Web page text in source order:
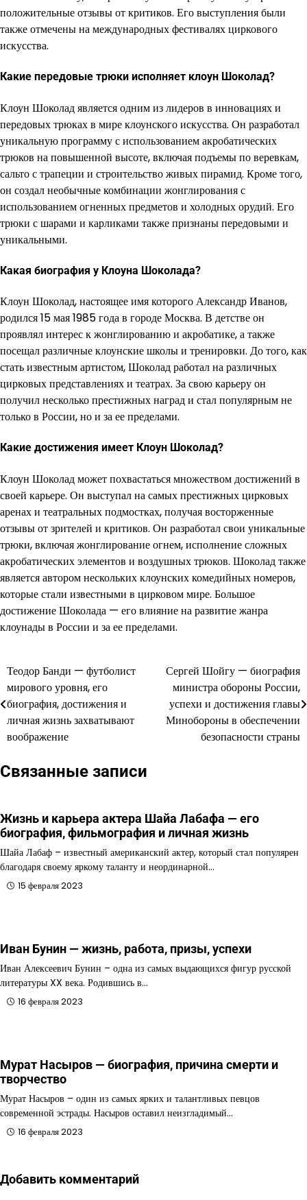
положительные отзывы от критиков. Его выступления были
также отмечены на международных фестивалях циркового
искусства.
Какие передовые трюки исполняет клоун Шоколад?
Клоун Шоколад является одним из лидеров в инновациях и
передовых трюках в мире клоунского искусства. Он разработал
уникальную программу с использованием акробатических
трюков на повышенной высоте, включая подъемы по веревкам,
сальто с трапеции и строительство живых пирамид. Кроме того,
он создал необычные комбинации жонглирования с
использованием огненных предметов и холодных орудий. Его
трюки с шарами и карликами также признаны передовыми и
уникальными.
Какая биография у Клоуна Шоколада?
Клоун Шоколад, настоящее имя которого Александр Иванов,
родился 15 мая 1985 года в городе Москва. В детстве он
проявлял интерес к жонглированию и акробатике, а также
посещал различные клоунские школы и тренировки. До того, как
стать известным артистом, Шоколад работал на различных
цирковых представлениях и театрах. За свою карьеру он
получил несколько престижных наград и стал популярным не
только в России, но и за ее пределами.
Какие достижения имеет Клоун Шоколад?
Клоун Шоколад может похвастаться множеством достижений в
своей карьере. Он выступал на самых престижных цирковых
аренах и театральных подмостках, получая восторженные
отзывы от зрителей и критиков. Он разработал свои уникальные
трюки, включая жонглирование огнем, исполнение сложных
акробатических элементов и воздушных трюков. Шоколад также
является автором нескольких клоунских комедийных номеров,
которые стали известными в цирковом мире. Большое
достижение Шоколада — его влияние на развитие жанра
клоунады в России и за ее пределами.
Навигация
по
записям
Теодор Банди — футболист
мирового уровня, его
биография, достижения и
личная жизнь захватывают
воображение
Сергей Шойгу — биография
министра обороны России,
успехи и достижения главы
Минобороны в обеспечении
безопасности страны
Связанные записи
Жизнь и карьера актера Шайа Лабафа — его
биография, фильмография и личная жизнь
Шайа Лабаф – известный американский актер, который стал популярен
благодаря своему яркому таланту и неординарной…
15 февраля 2023
Иван Бунин — жизнь, работа, призы, успехи
Иван Алексеевич Бунин – одна из самых выдающихся фигур русской
литературы XX века. Родившись в…
16 февраля 2023
Мурат Насыров — биография, причина смерти и
творчество
Мурат Насыров – один из самых ярких и талантливых певцов
современной эстрады. Насыров оставил неизгладимый…
16 февраля 2023
Добавить комментарий